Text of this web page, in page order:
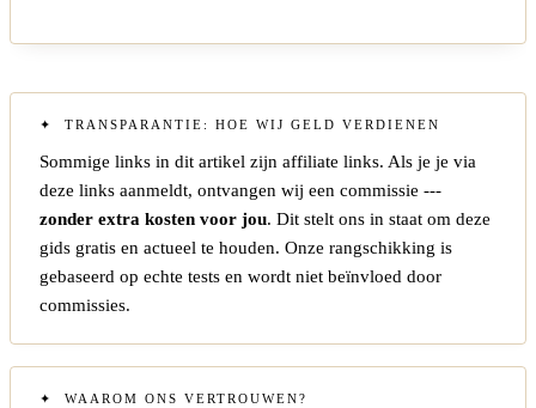
TRANSPARANTIE: HOE WIJ GELD VERDIENEN
Sommige links in dit artikel zijn affiliate links. Als je je via
deze links aanmeldt, ontvangen wij een commissie ---
zonder extra kosten voor jou. Dit stelt ons in staat om deze
gids gratis en actueel te houden. Onze rangschikking is
gebaseerd op echte tests en wordt niet beïnvloed door
commissies.
WAAROM ONS VERTROUWEN?